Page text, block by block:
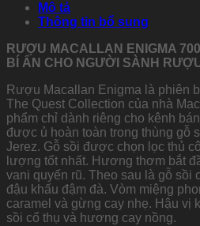
Mô tả
Thông tin bổ sung
RƯỢU MACALLAN ENIGMA
BÍ ẨN CHO NGƯỜI SÀNH
Rượu Macallan Enigma là phiên
The Quest Collection của nhà
phẩm chỉ dành riêng cho kênh
được ủ hoàn toàn trong thùng gỗ
Jerez. Gỗ sồi được chọn lọc thủ
lượng tốt nhất. Hương thơm bắt
vani quyến rũ. Theo sau là gỗ sồi
đậu khấu đậm đà. Vòm miệng
caramel và gừng cay nhẹ. Hậu vị
sồi cổ thụ và hương cay nồng.